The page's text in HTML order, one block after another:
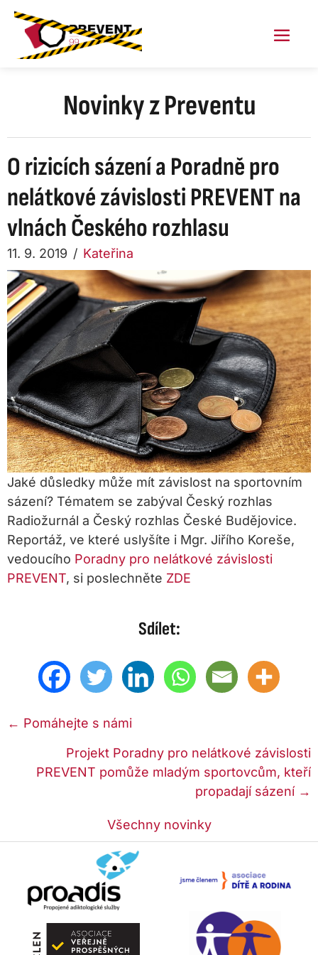
Skip
content
Novinky z Preventu
O rizicích sázení a Poradně pro
nelátkové závislosti PREVENT na
vlnách Českého rozhlasu
11. 9. 2019 / Kateřina
Jaké důsledky může mít závislost na sportovním
sázení? Tématem se zabýval Český rozhlas
Radiožurnál a Český rozhlas České Budějovice.
Reportáž, ve které uslyšíte i Mgr. Jiřího Koreše,
vedoucího Poradny pro nelátkové závislosti
PREVENT, si poslechněte ZDE
Sdílet:
Posts
navigation
← Pomáhejte s námi
Projekt Poradny pro nelátkové závislosti
PREVENT pomůže mladým sportovcům, kteří
propadají sázení →
Všechny novinky